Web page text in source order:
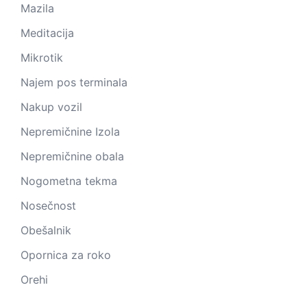
Mazila
Meditacija
Mikrotik
Najem pos terminala
Nakup vozil
Nepremičnine Izola
Nepremičnine obala
Nogometna tekma
Nosečnost
Obešalnik
Opornica za roko
Orehi